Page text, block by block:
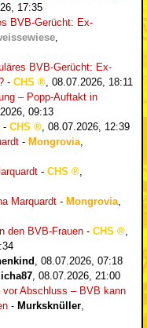
17:35
BVB-Gerücht: Ex-
BVB-Gerücht: Ex-
- CHS
08.07.2026, 18:11
– Popp-Auftakt in
09:13
- CHS
08.07.2026, 12:39
- Mongrovia
- CHS
Marquardt - Mongrovia
den BVB-Frauen - CHS
08.07.2026, 07:18
08.07.2026, 21:00
Abschluss – BVB kann
- Murksknüller